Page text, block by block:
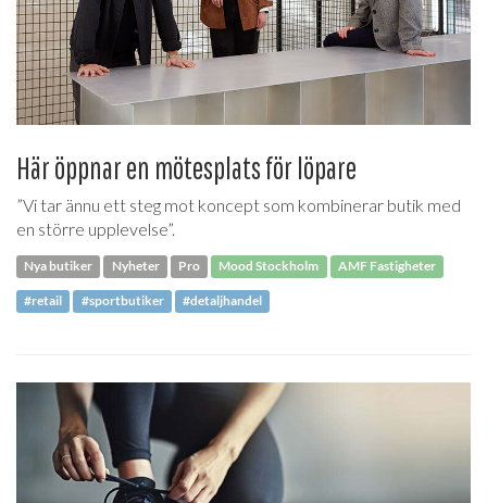
Här öppnar en mötesplats för löpare
”Vi tar ännu ett steg mot koncept som kombinerar butik med
en större upplevelse”.
Nya butiker Nyheter Pro Mood Stockholm AMF Fastigheter
#retail #sportbutiker #detaljhandel